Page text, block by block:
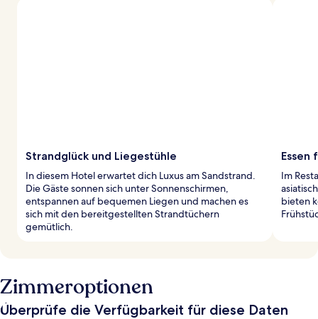
Strandglück und Liegestühle
In diesem Hotel erwartet dich Luxus am Sandstrand.
Die Gäste sonnen sich unter Sonnenschirmen,
entspannen auf bequemen Liegen und machen es
sich mit den bereitgestellten Strandtüchern
gemütlich.
Essen
Im
bieten
Zimmeroptionen
Überprüfe die Verfügbarkeit für diese Daten